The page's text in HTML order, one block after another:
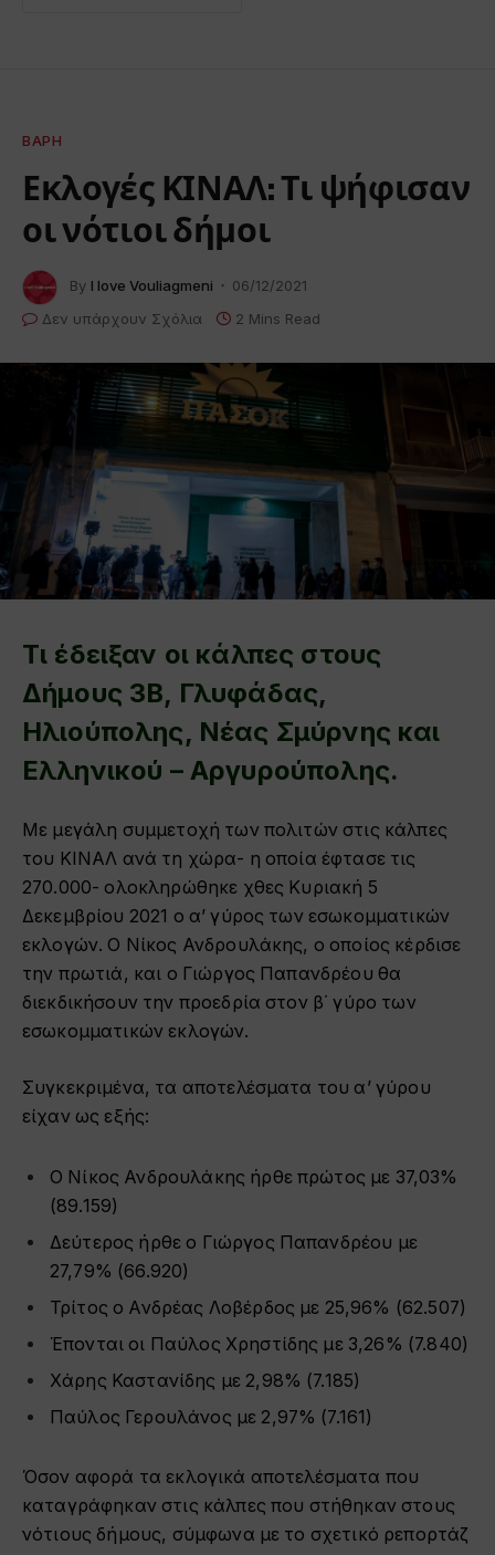
ΒΆΡΗ
Εκλογές ΚΙΝΑΛ: Τι ψήφισαν
οι νότιοι δήμοι
By I love Vouliagmeni
06/12/2021
Δεν υπάρχουν Σχόλια
2 Mins Read
Τι έδειξαν οι κάλπες στους
Δήμους 3Β, Γλυφάδας,
Ηλιούπολης, Νέας Σμύρνης και
Ελληνικού – Αργυρούπολης.
Με μεγάλη συμμετοχή των πολιτών στις κάλπες
του ΚΙΝΑΛ ανά τη χώρα- η οποία έφτασε τις
270.000- ολοκληρώθηκε χθες Κυριακή 5
Δεκεμβρίου 2021 ο α’ γύρος των εσωκομματικών
εκλογών. Ο Νίκος Ανδρουλάκης, ο οποίος κέρδισε
την πρωτιά, και ο Γιώργος Παπανδρέου θα
διεκδικήσουν την προεδρία στον β΄ γύρο των
εσωκομματικών εκλογών.
Συγκεκριμένα, τα αποτελέσματα του α’ γύρου
είχαν ως εξής:
Ο Νίκος Ανδρουλάκης ήρθε πρώτος με 37,03%
(89.159)
Δεύτερος ήρθε ο Γιώργος Παπανδρέου με
27,79% (66.920)
Τρίτος ο Ανδρέας Λοβέρδος με 25,96% (62.507)
Έπονται οι Παύλος Χρηστίδης με 3,26% (7.840)
Χάρης Καστανίδης με 2,98% (7.185)
Παύλος Γερουλάνος με 2,97% (7.161)
Όσον αφορά τα εκλογικά αποτελέσματα που
καταγράφηκαν στις κάλπες που στήθηκαν στους
νότιους δήμους, σύμφωνα με το σχετικό ρεπορτάζ